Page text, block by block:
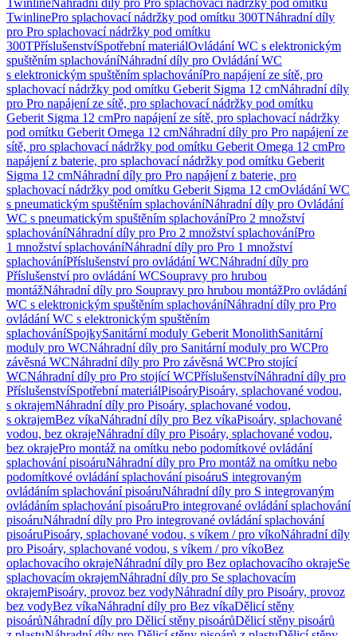
TwinlineNáhradní díly pro Pro splachovací nádržky pod omítku
TwinlinePro splachovací nádržky pod omítku 300TNáhradní díly
pro Pro splachovací nádržky pod omítku
300TPříslušenstvíSpotřební materiálOvládání WC s elektronickým
spuštěním splachováníNáhradní díly pro Ovládání WC
s elektronickým spuštěním splachováníPro napájení ze sítě, pro
splachovací nádržky pod omítku Geberit Sigma 12 cmNáhradní díly
pro Pro napájení ze sítě, pro splachovací nádržky pod omítku
Geberit Sigma 12 cmPro napájení ze sítě, pro splachovací nádržky
pod omítku Geberit Omega 12 cmNáhradní díly pro Pro napájení ze
sítě, pro splachovací nádržky pod omítku Geberit Omega 12 cmPro
napájení z baterie, pro splachovací nádržky pod omítku Geberit
Sigma 12 cmNáhradní díly pro Pro napájení z baterie, pro
splachovací nádržky pod omítku Geberit Sigma 12 cmOvládání WC
s pneumatickým spuštěním splachováníNáhradní díly pro Ovládání
WC s pneumatickým spuštěním splachováníPro 2 množství
splachováníNáhradní díly pro Pro 2 množství splachováníPro
1 množství splachováníNáhradní díly pro Pro 1 množství
splachováníPříslušenství pro ovládání WCNáhradní díly pro
Příslušenství pro ovládání WCSoupravy pro hrubou
montážNáhradní díly pro Soupravy pro hrubou montážPro ovládání
WC s elektronickým spuštěním splachováníNáhradní díly pro Pro
ovládání WC s elektronickým spuštěním
splachováníSpojkySanitární moduly Geberit MonolithSanitární
moduly pro WCNáhradní díly pro Sanitární moduly pro WCPro
závěsná WCNáhradní díly pro Pro závěsná WCPro stojící
WCNáhradní díly pro Pro stojící WCPříslušenstvíNáhradní díly pro
PříslušenstvíSpotřební materiálPisoáryPisoáry, splachované vodou,
s okrajemNáhradní díly pro Pisoáry, splachované vodou,
s okrajemBez víkaNáhradní díly pro Bez víkaPisoáry, splachované
vodou, bez okrajeNáhradní díly pro Pisoáry, splachované vodou,
bez okrajePro montáž na omítku nebo podomítkové ovládání
splachování pisoáruNáhradní díly pro Pro montáž na omítku nebo
podomítkové ovládání splachování pisoáruS integrovaným
ovládáním splachování pisoáruNáhradní díly pro S integrovaným
ovládáním splachování pisoáruPro integrované ovládání splachování
pisoáruNáhradní díly pro Pro integrované ovládání splachování
pisoáruPisoáry, splachované vodou, s víkem / pro víkoNáhradní díly
pro Pisoáry, splachované vodou, s víkem / pro víkoBez
oplachovacího okrajeNáhradní díly pro Bez oplachovacího okrajeSe
splachovacím okrajemNáhradní díly pro Se splachovacím
okrajemPisoáry, provoz bez vodyNáhradní díly pro Pisoáry, provoz
bez vodyBez víkaNáhradní díly pro Bez víkaDělicí stěny
pisoárůNáhradní díly pro Dělicí stěny pisoárůDělicí stěny pisoárů